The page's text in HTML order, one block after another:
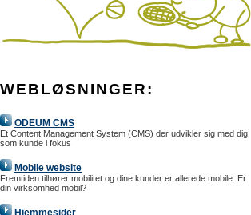
WEBLØSNINGER:
ODEUM CMS
Et Content Management System (CMS) der udvikler sig med dig
som kunde i fokus
Mobile website
Fremtiden tilhører mobilitet og dine kunder er allerede mobile. Er
din virksomhed mobil?
Hjemmesider